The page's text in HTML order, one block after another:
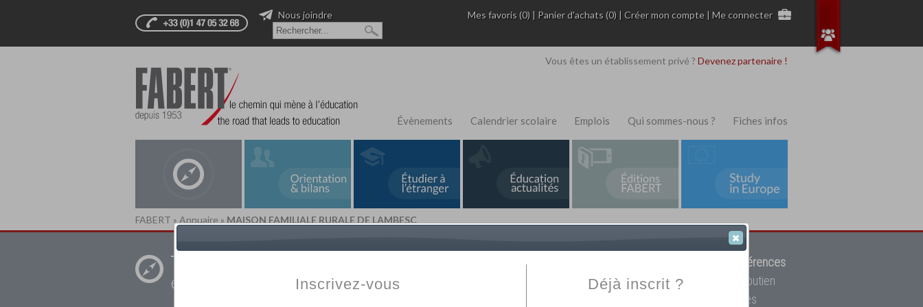
Mes favoris (0) | Panier d'achats (0) |Créer mon compte |Me connecter
Nous joindre
Vous êtes un établissement privé ? Devenez partenaire !
Évènements Calendrier scolaire Emplois Qui sommes-nous ? Fiches infos
FABERT » Annuaire » MAISON FAMILIALE RURALE DE LAMBESC
Trouver un
établissement privé
Fabert.com
12908 références
votre établissement privé, du primaire au supérieur, mais aussi des cours de soutien
scolaire et des cours à distance. Ce moteur regroupe toutes les écoles privées
Inscrivez-vous Déjà inscrit ?